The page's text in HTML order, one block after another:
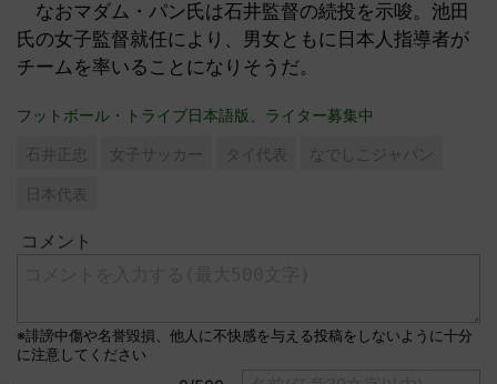
なおマダム・パン氏は石井監督の続投を示唆。池田
氏の女子監督就任により、男女ともに日本人指導者が
チームを率いることになりそうだ。
フットボール・トライブ日本語版、ライター募集中
石井正忠 女子サッカー タイ代表
なでしこジャパン
日本代表